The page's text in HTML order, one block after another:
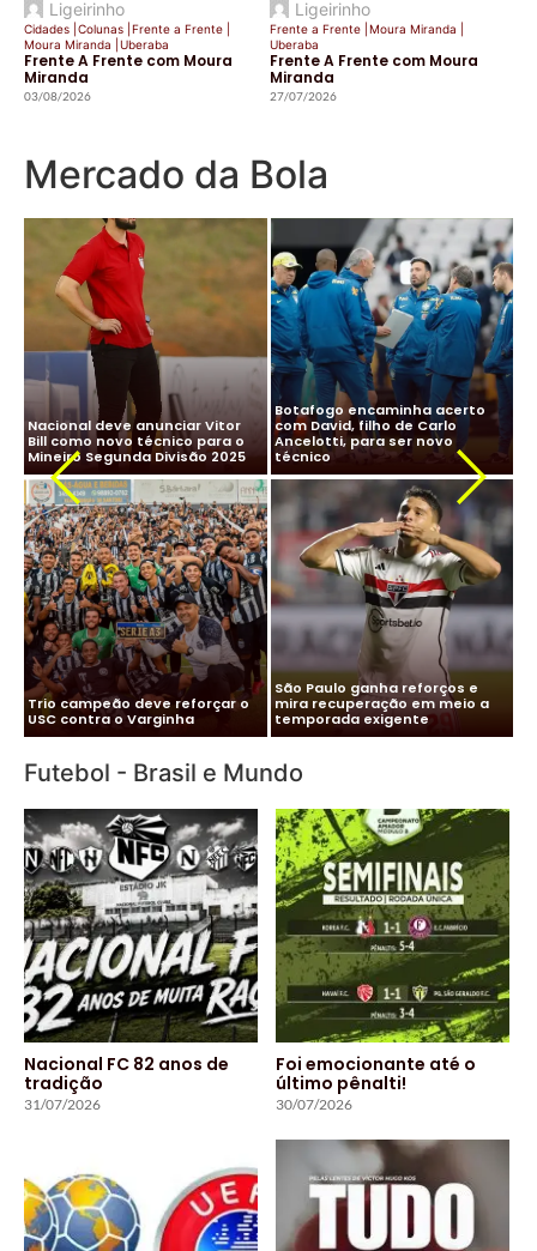
Ligeirinho
Cidades Colunas Frente a Frente
Moura Miranda
Uberaba
Frente A Frente com Moura
Miranda
03/08/2026
Ligeirinho
Frente a Frente Moura Miranda
Uberaba
Frente A Frente com Moura
Miranda
27/07/2026
Mercado da Bola
CBF desiste de Ancelotti:
salário milionário na Arábia e
impasse com Real Madrid
travam negociação
Ancelotti diz “sim” à Seleção
Brasileira e CBF finaliza
detalhes para oficializar
acordo
Cléber Xavier é o novo técnico
do Santos
Vitor Roque chega ao Brasil e
Palmeiras monta esquema
para evitar exposição
Futebol - Brasil e Mundo
Nacional FC 82 anos de
tradição
31/07/2026
Foi emocionante até o
último pênalti!
30/07/2026